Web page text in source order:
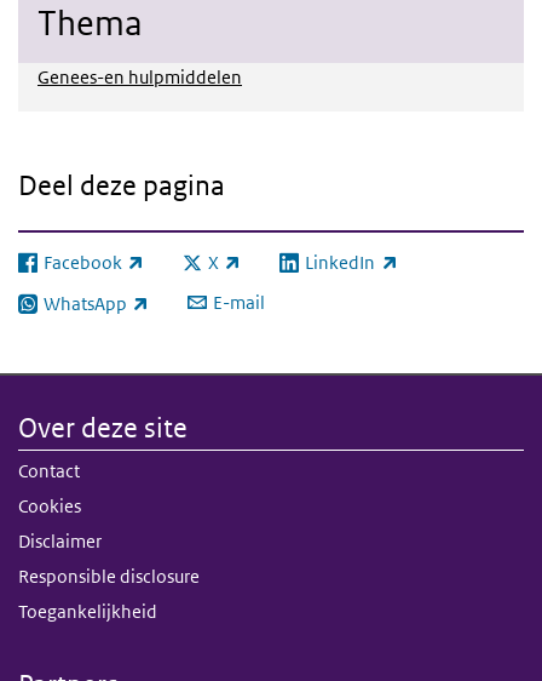
Thema
Genees-en hulpmiddelen
Deel deze pagina
Facebook
(externe link) X
(externe link) LinkedIn
(externe link)
WhatsApp
(externe link) E-mail
Over deze site
Contact
Cookies
Disclaimer
Responsible disclosure
Toegankelijkheid